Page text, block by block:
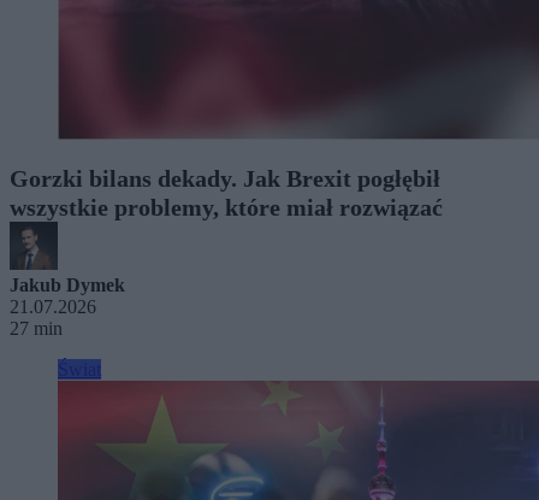
Gorzki bilans dekady. Jak Brexit pogłębił
wszystkie problemy, które miał rozwiązać
Jakub Dymek
21.07.2026
27 min